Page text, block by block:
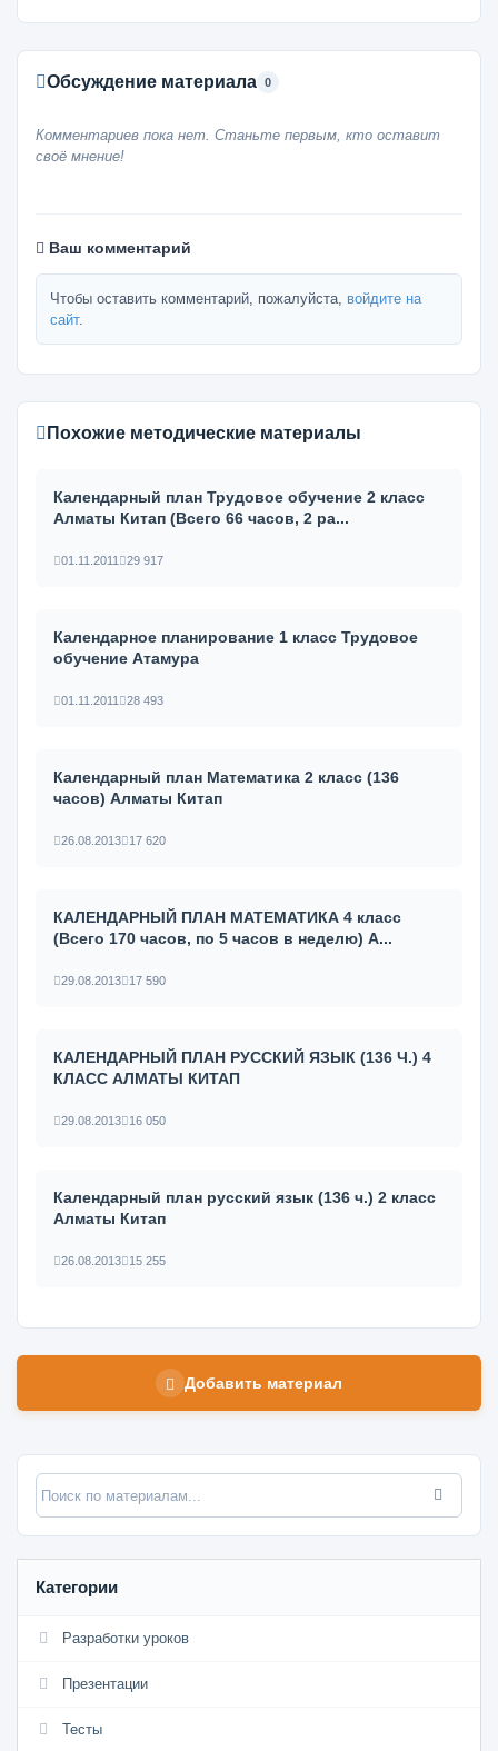
Обсуждение материала 0
Комментариев пока нет. Станьте первым, кто оставит
своё мнение!
Ваш комментарий
Чтобы оставить комментарий, пожалуйста, войдите на
сайт.
Похожие методические материалы
Календарный план Трудовое обучение 2 класс
Алматы Китап (Всего 66 часов, 2 ра...
01.11.2011 29 917
Календарное планирование 1 класс Трудовое
обучение Атамура
01.11.2011 28 493
Календарный план Математика 2 класс (136
часов) Алматы Китап
26.08.2013 17 620
КАЛЕНДАРНЫЙ ПЛАН МАТЕМАТИКА 4 класс
(Всего 170 часов, по 5 часов в неделю) А...
29.08.2013 17 590
КАЛЕНДАРНЫЙ ПЛАН РУССКИЙ ЯЗЫК (136 Ч.) 4
КЛАСС АЛМАТЫ КИТАП
29.08.2013 16 050
Календарный план русский язык (136 ч.) 2 класс
Алматы Китап
26.08.2013 15 255
Добавить материал
Категории
Разработки уроков
Презентации
Тесты